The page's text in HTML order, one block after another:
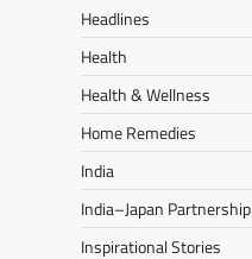
Headlines
Health
Health & Wellness
Home Remedies
India
India–Japan Partnership
Inspirational Stories